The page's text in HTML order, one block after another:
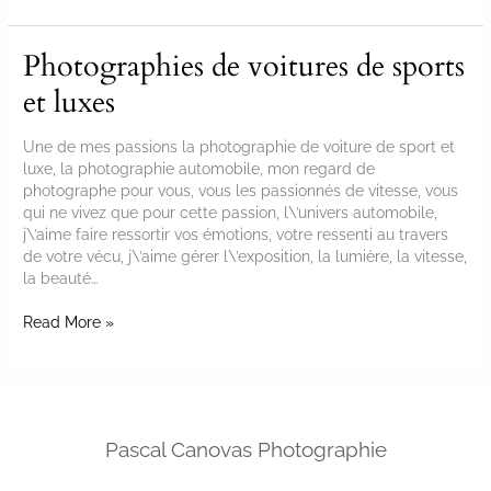
Photographies de voitures de sports
et luxes
Une de mes passions la photographie de voiture de sport et
luxe, la photographie automobile, mon regard de
photographe pour vous, vous les passionnés de vitesse, vous
qui ne vivez que pour cette passion, l\’univers automobile,
j\’aime faire ressortir vos émotions, votre ressenti au travers
de votre vécu, j\’aime gérer l\’exposition, la lumière, la vitesse,
la beauté…
Photographies
de
voitures
sports
et
luxes
Read More »
Pascal Canovas Photographie